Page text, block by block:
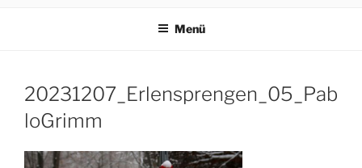
Menü
20231207_Erlensprengen_05_Pab
loGrimm